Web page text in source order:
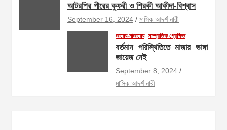
আটরশির পীরের কুফরী ও শিরকী আকীদা-বিশ্বাস
September 16, 2024 মাসিক আদর্শ নারী
জায়েয-নাজায়েয সাম্প্রতিক প্রেক্ষিত
বর্তমান পরিস্থিতিতে মাজার ভাঙ্গা
জায়েজ নেই
September 8, 2024
মাসিক আদর্শ নারী